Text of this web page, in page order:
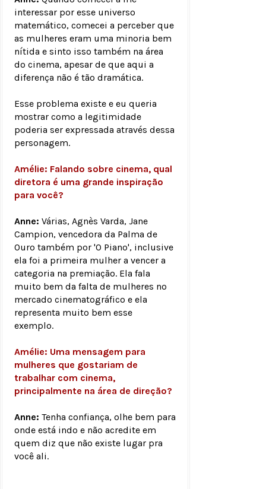
interessar por esse universo
matemático, comecei a perceber que
as mulheres eram uma minoria bem
nítida e sinto isso também na área
do cinema, apesar de que aqui a
diferença não é tão dramática.
Esse problema existe e eu queria
mostrar como a legitimidade
poderia ser expressada através dessa
personagem.
Amélie: Falando sobre cinema, qual
diretora é uma grande inspiração
para você?
Anne: Várias, Agnès Varda, Jane
Campion, vencedora da Palma de
Ouro também por 'O Piano', inclusive
ela foi a primeira mulher a vencer a
categoria na premiação. Ela fala
muito bem da falta de mulheres no
mercado cinematográfico e ela
representa muito bem esse
exemplo.
Amélie: Uma mensagem para
mulheres que gostariam de
trabalhar com cinema,
principalmente na área de direção?
Anne: Tenha confiança, olhe bem para
onde está indo e não acredite em
quem diz que não existe lugar pra
você ali.